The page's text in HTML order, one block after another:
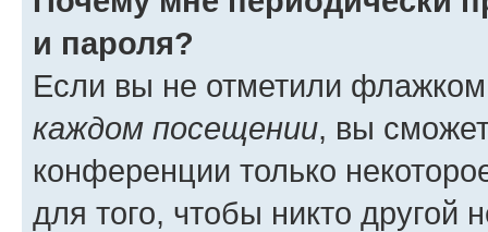
и пароля?
Если вы не отметили
каждом посещении, вы
конференции только
для того, чтобы никто другой